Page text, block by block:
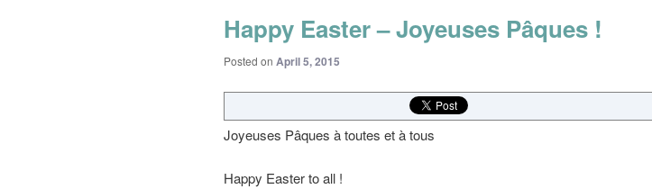
Happy Easter – Joyeuses Pâques !
Posted on April 5, 2015
Joyeuses Pâques à toutes et à tous
Happy Easter to all !